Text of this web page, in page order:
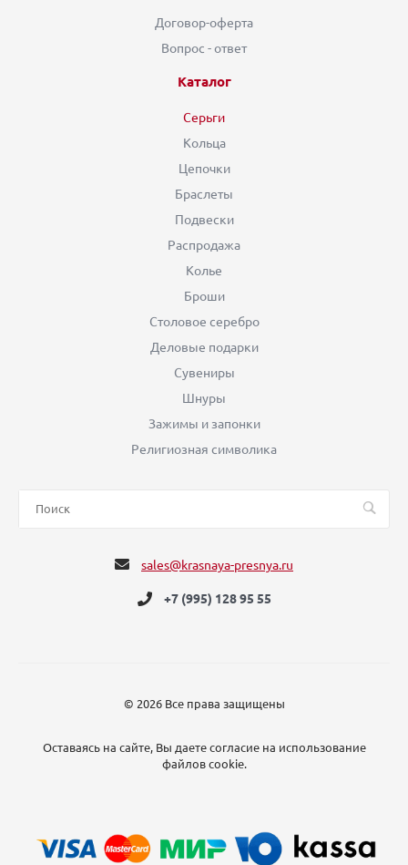
Договор-оферта
Вопрос - ответ
Каталог
Серьги
Кольца
Цепочки
Браслеты
Подвески
Распродажа
Колье
Броши
Столовое серебро
Деловые подарки
Сувениры
Шнуры
Зажимы и запонки
Религиозная символика
sales@krasnaya-presnya.ru
+7 (995) 128 95 55
© 2026 Все права защищены
Оставаясь на сайте, Вы даете согласие на использование
файлов cookie.